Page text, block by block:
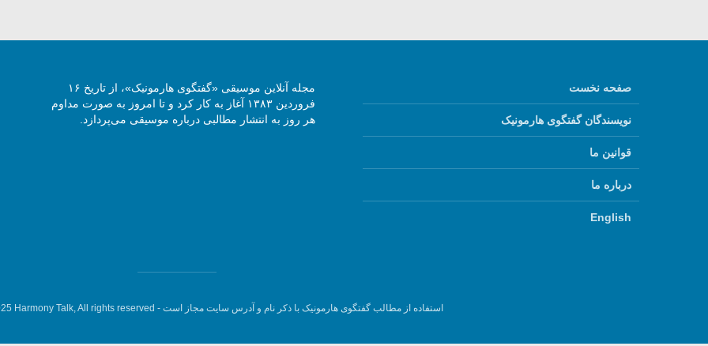
صفحه نخست
نویسندگان گفتگوی هارمونیک
قوانین ما
درباره ما
English
مجله آنلاین موسیقی «گفتگوی هارمونیک»، از تاریخ ۱۶
فروردین ۱۳۸۳ آغاز به کار کرد و تا امروز به صورت مداوم
هر روز به انتشار مطالبی درباره موسیقی می‌پردازد.
استفاده از مطالب گفتگوی هارمونیک با ذکر نام و آدرس سایت مجاز است - Harmony Talk, All rights reserved.